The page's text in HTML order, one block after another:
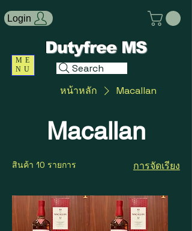
ME
NU
Search
Login
Dutyfree MS
หน้าหลัก Macallan
Macallan
สินค้า 10 รายการ การจัดเรียง